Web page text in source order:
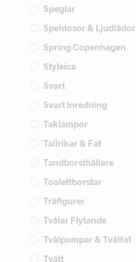
Speglar
Speldosor & Ljudlådor
Spring Copenhagen
Styleica
Svart
Svart Inredning
Taklampor
Tallrikar & Fat
Tandborsthållare
Toalettborstar
Träfigurer
Tvålar Flytande
Tvålpumpar & Tvålfat
Tvätt